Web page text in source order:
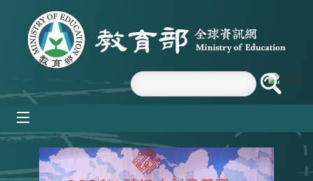
跳到主要內容區塊
:::